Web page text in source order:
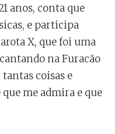
anos, conta que
e participa
X, que foi uma
na Furacão
coisas e
me admira e que